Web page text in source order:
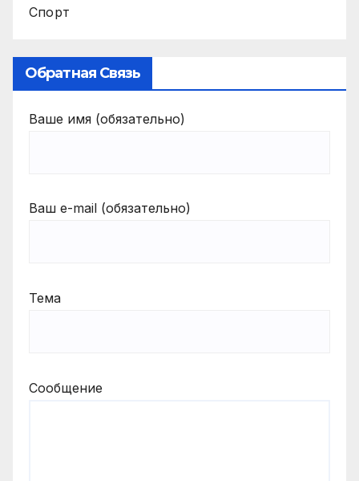
Спорт
Обратная Связь
Ваше имя (обязательно)
Ваш e-mail (обязательно)
Тема
Сообщение